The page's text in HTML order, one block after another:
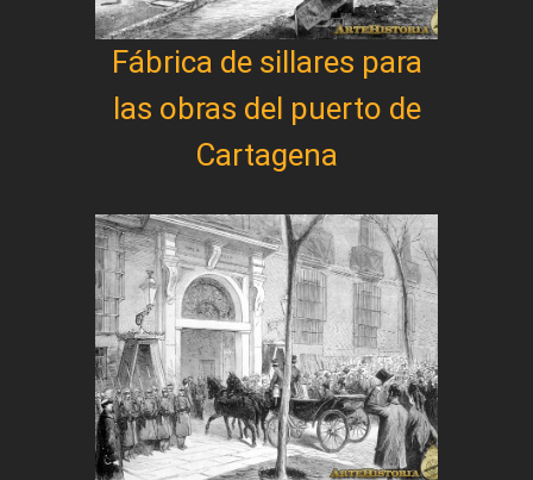
Fábrica de sillares para
las obras del puerto de
Cartagena